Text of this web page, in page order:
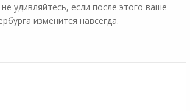
удивляйтесь, если после этого ваше
изменится навсегда.